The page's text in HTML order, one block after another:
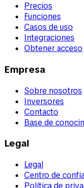
Precios
Funciones
Casos de uso
Integraciones
Obtener acceso
Empresa
Sobre nosotros
Inversores
Contacto
Base de
Legal
Legal
Centro de
Política de